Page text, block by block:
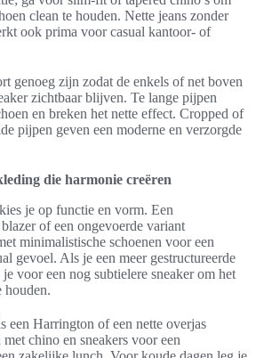
clean te houden. Nette jeans zonder
ook prima voor casual kantoor- of
genoeg zijn zodat de enkels of net boven
zichtbaar blijven. Te lange pijpen
en breken het nette effect. Cropped of
pijpen geven een moderne en verzorgde
die harmonie creëren
je op functie en vorm. Een
of een ongevoerde variant
minimalistische schoenen voor een
gevoel. Als je een meer gestructureerde
voor een nog subtielere sneaker om het
houden.
een Harrington of een nette overjas
chino en sneakers voor een